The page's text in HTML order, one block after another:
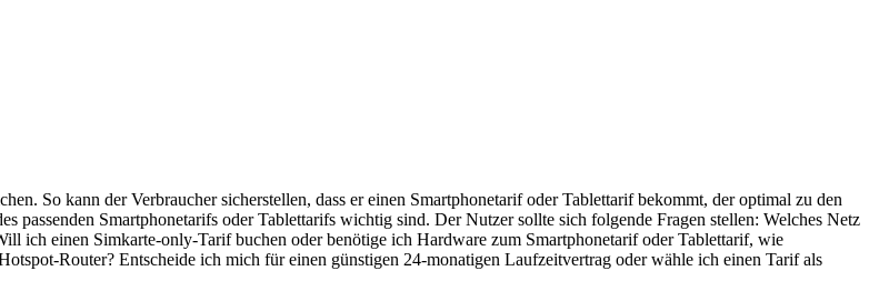
So kann der Verbraucher sicherstellen, dass er einen Smartphonetarif oder Tablettarif bekommt, der optimal zu den
passenden Smartphonetarifs oder Tablettarifs wichtig sind. Der Nutzer sollte sich folgende Fragen stellen: Welches Netz
ich einen Simkarte-only-Tarif buchen oder benötige ich Hardware zum Smartphonetarif oder Tablettarif, wie
Router? Entscheide ich mich für einen günstigen 24-monatigen Laufzeitvertrag oder wähle ich einen Tarif als